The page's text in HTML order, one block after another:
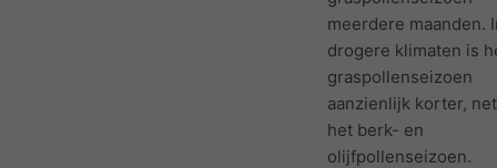
meerdere maanden.
drogere klimaten is
graspollenseizoen
aanzienlijk korter,
het berk- en
olijfpollenseizoen.